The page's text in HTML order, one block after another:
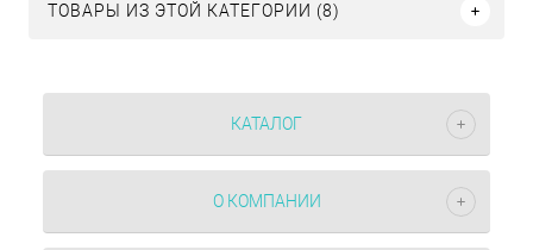
ТОВАРЫ ИЗ ЭТОЙ КАТЕГОРИИ (8)
КАТАЛОГ
О КОМПАНИИ